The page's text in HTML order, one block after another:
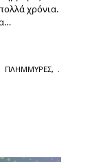
χρόνια.
ΠΛΗΜΜΎΡΕΣ,